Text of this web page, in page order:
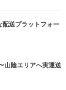
送プラットフォー
山陰エリアへ実運送